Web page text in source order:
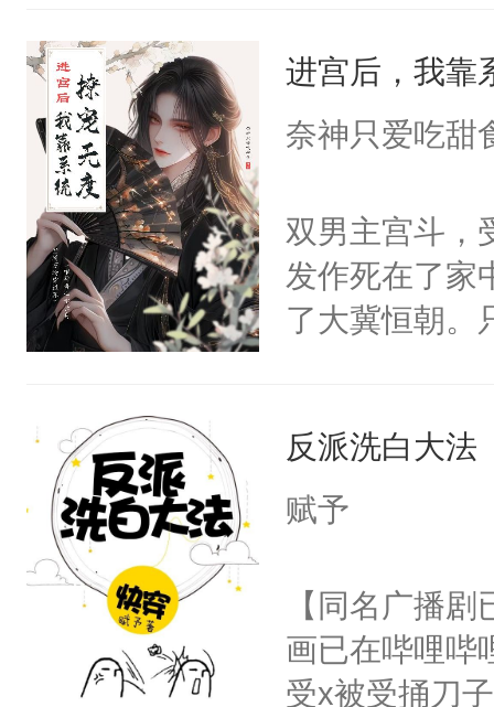
成为所有白莲
I，他们决定
莲花可不止有
点脑袋，看着
常见问题一：
教科书版：“
母的微笑：“
留看着面前这
人，突然醒悟
卫天还没亮
腰：“陛下，
不好了！”“那
进宫后，我靠
奈神只爱吃甜
双男主宫斗，
发作死在了家
了大冀恒朝。
惜被人暗害，
绝。主神知晓
朝，一个从
为三种性别。
构与男子相同
反派洗白大法
赋予
【同名广播
画已在哔哩哔
受x被受捅刀